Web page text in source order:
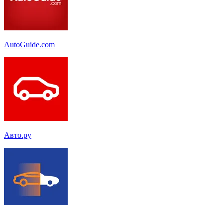
AutoGuide.com
Авто.ру